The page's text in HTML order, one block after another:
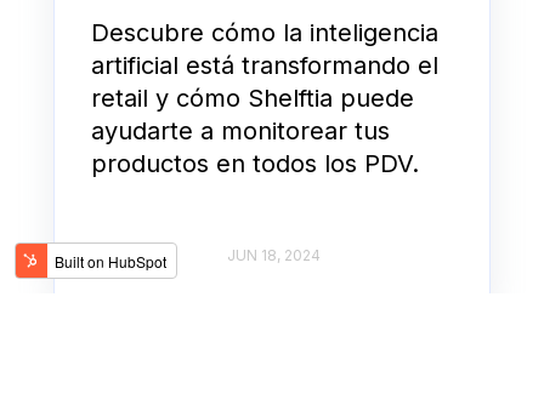
Descubre cómo la inteligencia
artificial está transformando el
retail y cómo Shelftia puede
ayudarte a monitorear tus
productos en todos los PDV.
SHELFTIA JUN 18, 2024